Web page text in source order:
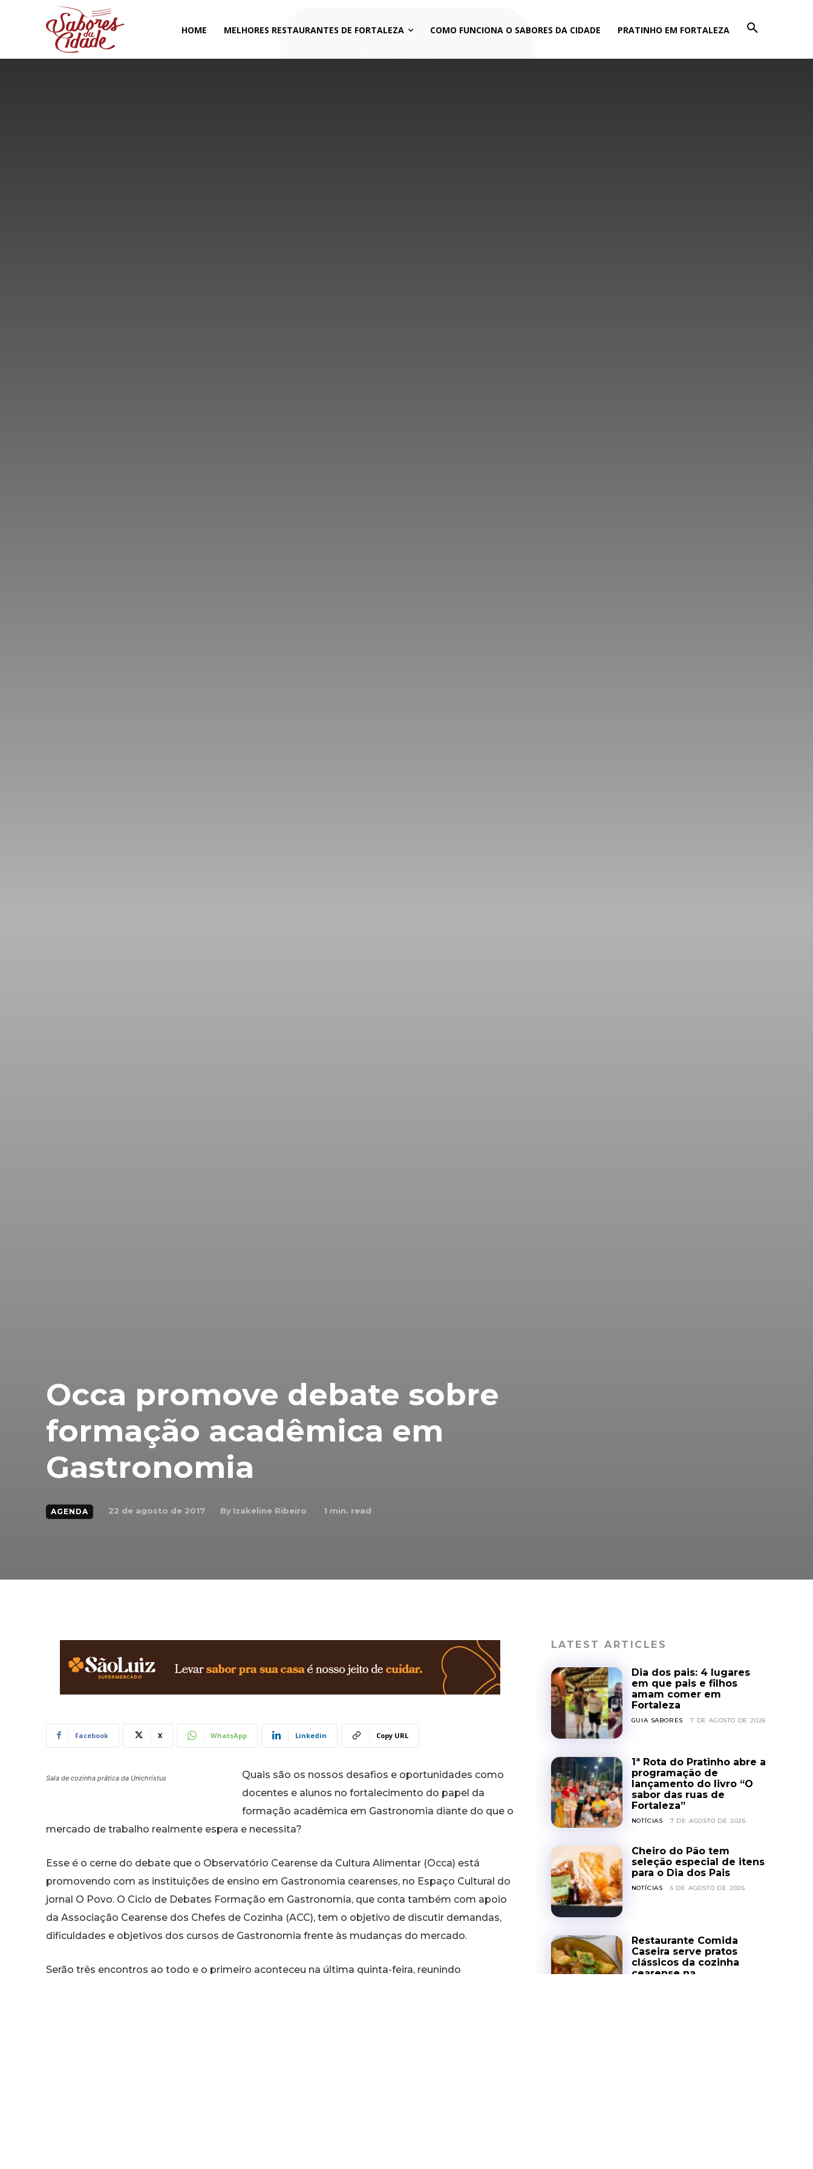
HOME MELHORES RESTAURANTES DE FORTALEZA COMO FUNCIONA O SABORES DA CIDADE PRATINHO EM FORTALEZA
Occa promove debate sobre
formação acadêmica em
Gastronomia
AGENDA 22 de agosto de 2017 By Izakeline Ribeiro 1 min. read
Facebook X WhatsApp Linkedin Copy URL
Sala de cozinha prática da Unichristus
Quais são os nossos desafios e oportunidades como
docentes e alunos no fortalecimento do papel da
formação acadêmica em Gastronomia diante do que o
mercado de trabalho realmente espera e necessita?
Esse é o cerne do debate que o Observatório Cearense da Cultura Alimentar (Occa) está
promovendo com as instituições de ensino em Gastronomia cearenses, no Espaço Cultural do
jornal O Povo. O Ciclo de Debates Formação em Gastronomia, que conta também com apoio
da Associação Cearense dos Chefes de Cozinha (ACC), tem o objetivo de discutir demandas,
dificuldades e objetivos dos cursos de Gastronomia frente às mudanças do mercado.
Serão três encontros ao todo e o primeiro aconteceu na última quinta-feira, reunindo
LATEST ARTICLES
Dia dos pais: 4 lugares
em que pais e filhos
amam comer em
Fortaleza
GUIA SABORES 7 DE AGOSTO DE 2026
1ª Rota do Pratinho abre a
programação de
lançamento do livro “O
sabor das ruas de
Fortaleza”
NOTÍCIAS 7 DE AGOSTO DE 2026
Cheiro do Pão tem
seleção especial de itens
para o Dia dos Pais
NOTÍCIAS 6 DE AGOSTO DE 2026
Restaurante Comida
Caseira serve pratos
clássicos da cozinha
cearense na